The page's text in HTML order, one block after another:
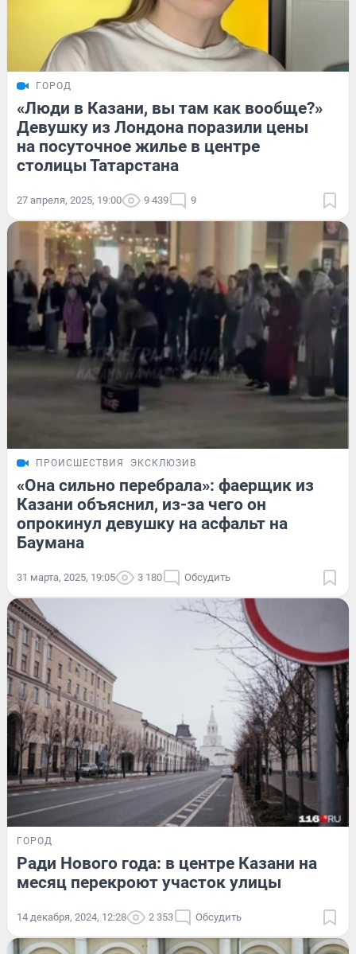
ГОРОД
«Люди в Казани, вы там как вообще?»
Девушку из Лондона поразили цены
на посуточное жилье в центре
столицы Татарстана
27 апреля, 2025, 19:00 9 439 9
ПРОИСШЕСТВИЯ ЭКСКЛЮЗИВ
«Она сильно перебрала»: фаерщик из
Казани объяснил, из-за чего он
опрокинул девушку на асфальт на
Баумана
31 марта, 2025, 19:05 3 180 Обсудить
ГОРОД
Ради Нового года: в центре Казани на
месяц перекроют участок улицы
14 декабря, 2024, 12:28 2 353 Обсудить